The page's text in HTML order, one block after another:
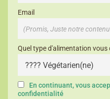
Email
Quel type d'alimentation vous
En continuant, vous
confidentialité